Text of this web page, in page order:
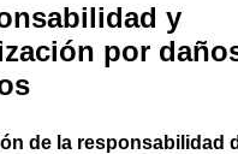
y
por
de la responsabilidad